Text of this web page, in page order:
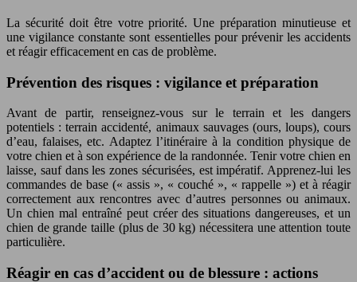
La sécurité doit être votre priorité. Une préparation minutieuse et
une vigilance constante sont essentielles pour prévenir les accidents
et réagir efficacement en cas de problème.
Prévention des risques : vigilance et préparation
Avant de partir, renseignez-vous sur le terrain et les dangers
potentiels : terrain accidenté, animaux sauvages (ours, loups), cours
d’eau, falaises, etc. Adaptez l’itinéraire à la condition physique de
votre chien et à son expérience de la randonnée. Tenir votre chien en
laisse, sauf dans les zones sécurisées, est impératif. Apprenez-lui les
commandes de base (« assis », « couché », « rappelle ») et à réagir
correctement aux rencontres avec d’autres personnes ou animaux.
Un chien mal entraîné peut créer des situations dangereuses, et un
chien de grande taille (plus de 30 kg) nécessitera une attention toute
particulière.
Réagir en cas d’accident ou de blessure : actions